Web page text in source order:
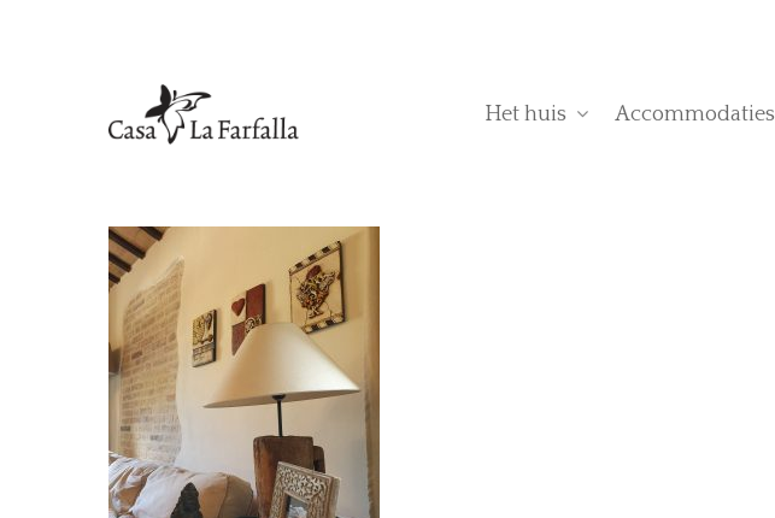
Hit enter to search or ESC to close
Het huis Accommodaties